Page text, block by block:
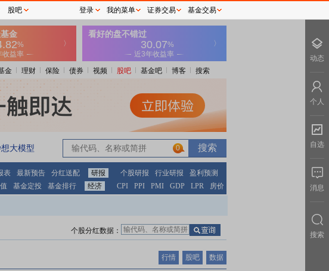
金 理财 保险 债券 视频 股吧 基金吧 博客 搜索
大模型 0
表 最新预告 分红送配 研报 个股研报 行业研报
盈利预测
基金定投 基金排行 经济 CPI PPI PMI GDP LPR 房价
个股分红数据：
行情 股吧 数据
股吧 登录 我的菜单 证券交易 基金交易
动态
个人
自选
消息
搜索